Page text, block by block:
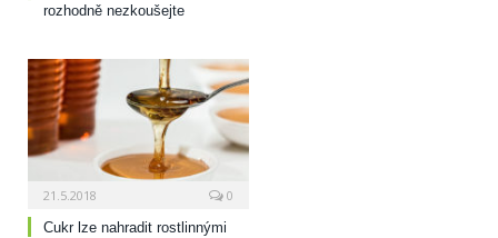
rozhodně nezkoušejte
21.5.2018
0
Cukr lze nahradit rostlinnými